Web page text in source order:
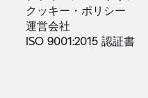
クッキー・ポリシー
運営会社
ISO 9001:2015認証書